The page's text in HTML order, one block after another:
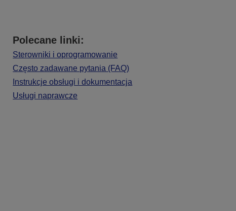
Polecane linki:
Sterowniki i oprogramowanie
Często zadawane pytania (FAQ)
Instrukcje obsługi i dokumentacja
Usługi naprawcze